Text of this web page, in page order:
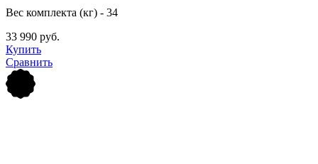
Вес комплекта (кг) - 34
33 990 руб.
Купить
Сравнить